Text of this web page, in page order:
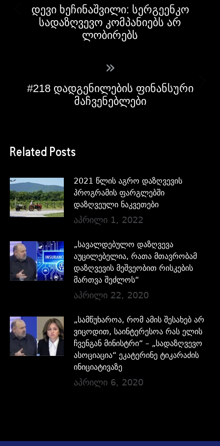
დევი ხეჩინაშვილი: სერგეენკო
სადაზღვევო კომპანიებს არ
ლობირებს
»
#218 დადგენილების ფინანსური
მაჩვენებლები
Related Posts
2021 წლის აგრო დაზღვევის
პროგრამის ფარგლებში
დაზღვეული ნაკვეთები
აპრილი 1, 2022
„სავალდებულო დაზღვევა
აუცილებელია, რათა მთავრობამ
დაზღვევის მეშვეობით რისკების
მართვა შეძლოს“
აპრილი 22, 2020
„სამწუხაროა, რომ ამის შესახებ არ
ვიცოდით, საინტერესოა რას ელის
ჩვენგან მინისტრი“ – „სადაზღვევო
ასოციაცია“ ეკატერინე ტიკარაძის
ინიციატივაზე
აპრილი 6, 2020